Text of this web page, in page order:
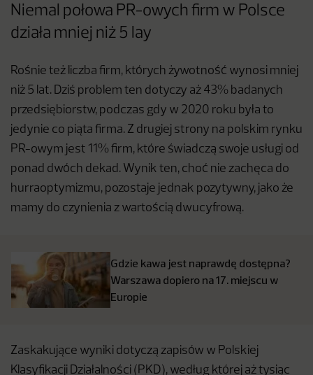
Niemal połowa PR-owych firm w Polsce
działa mniej niż 5 lay
Rośnie też liczba firm, których żywotność wynosi mniej
niż 5 lat. Dziś problem ten dotyczy aż 43% badanych
przedsiębiorstw, podczas gdy w 2020 roku była to
jedynie co piąta firma. Z drugiej strony na polskim rynku
PR-owym jest 11% firm, które świadczą swoje usługi od
ponad dwóch dekad. Wynik ten, choć nie zachęca do
hurraoptymizmu, pozostaje jednak pozytywny, jako że
mamy do czynienia z wartością dwucyfrową.
Gdzie kawa jest naprawdę dostępna?
Warszawa dopiero na 17. miejscu w
Europie
Zaskakujące wyniki dotyczą zapisów w Polskiej
Klasyfikacji Działalności (PKD), według której aż tysiąc